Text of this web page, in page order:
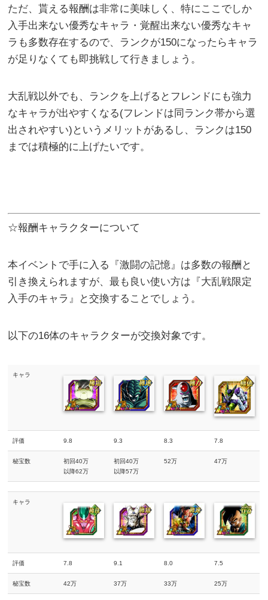
ただ、貰える報酬は非常に美味しく、特にここでしか
入手出来ない優秀なキャラ・覚醒出来ない優秀なキャ
ラも多数存在するので、ランクが150になったらキャラ
が足りなくても即挑戦して行きましょう。
大乱戦以外でも、ランクを上げるとフレンドにも強力
なキャラが出やすくなる(フレンドは同ランク帯から選
出されやすい)というメリットがあるし、ランクは150
までは積極的に上げたいです。
☆報酬キャラクターについて
本イベントで手に入る『激闘の記憶』は多数の報酬と
引き換えられますが、最も良い使い方は『大乱戦限定
入手のキャラ』と交換することでしょう。
以下の16体のキャラクターが交換対象です。
キャラ
評価 9.8 9.3 8.3 7.8
秘宝数
初回40万
以降62万
初回40万
以降57万
52万 47万
キャラ
評価 7.8 9.1 8.0 7.5
秘宝数 42万 37万 33万 25万